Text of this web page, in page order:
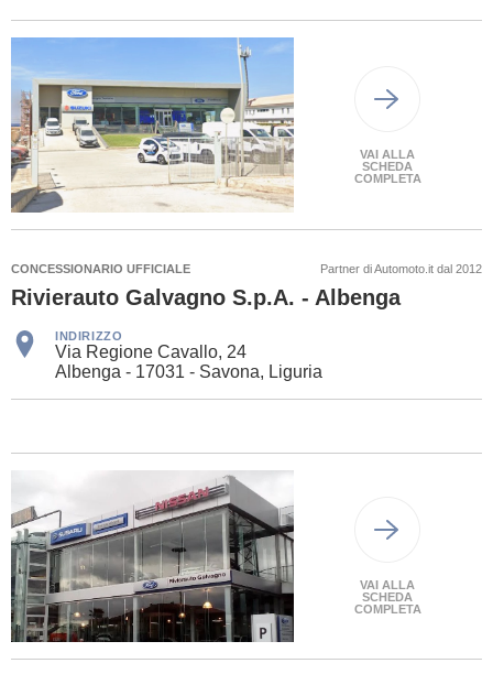
VAI ALLA
SCHEDA
COMPLETA
CONCESSIONARIO UFFICIALE Partner di Automoto.it dal 2012
Rivierauto Galvagno S.p.A. - Albenga
INDIRIZZO
Via Regione Cavallo, 24
Albenga - 17031 - Savona, Liguria
VAI ALLA
SCHEDA
COMPLETA